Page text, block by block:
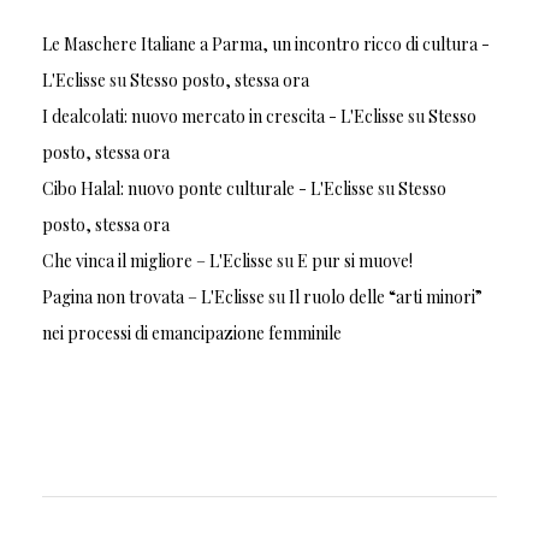
Le Maschere Italiane a Parma, un incontro ricco di cultura -
L'Eclisse suStesso posto, stessa ora
I dealcolati: nuovo mercato in crescita - L'Eclisse suStesso
posto, stessa ora
Cibo Halal: nuovo ponte culturale - L'Eclisse suStesso
posto, stessa ora
Che vinca il migliore – L'Eclisse suE pur si muove!
Pagina non trovata – L'Eclisse suIl ruolo delle “arti minori”
nei processi di emancipazione femminile